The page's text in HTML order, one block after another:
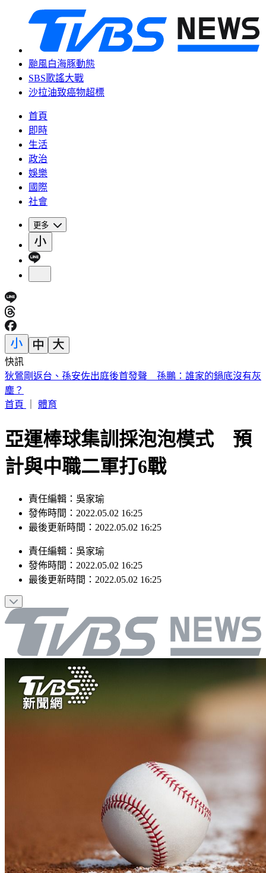
颱風白海豚動態
SBS歌謠大戰
沙拉油致癌物超標
首頁
即時
生活
政治
娛樂
國際
社會
更多
快訊
退休軍公教月退金傳加碼近6％ 行政院：最晚10月與立院溝
通
首頁
體育
亞運棒球集訓採泡泡模式 預
計與中職二軍打6戰
責任編輯：吳家瑜
發佈時間：2022.05.02 16:25
最後更新時間：2022.05.02 16:25
責任編輯 ： 吳家瑜
發佈時間： 2022.05.02 16:25
最後更新時間： 2022.05.02 16:25